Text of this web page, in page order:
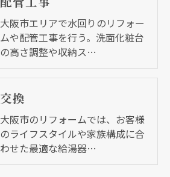
大阪市エリアで水回りのリフォー
ムや配管工事を行う。洗面化粧台
の高さ調整や収納ス…
交換
大阪市のリフォームでは、お客様
のライフスタイルや家族構成に合
わせた最適な給湯器…